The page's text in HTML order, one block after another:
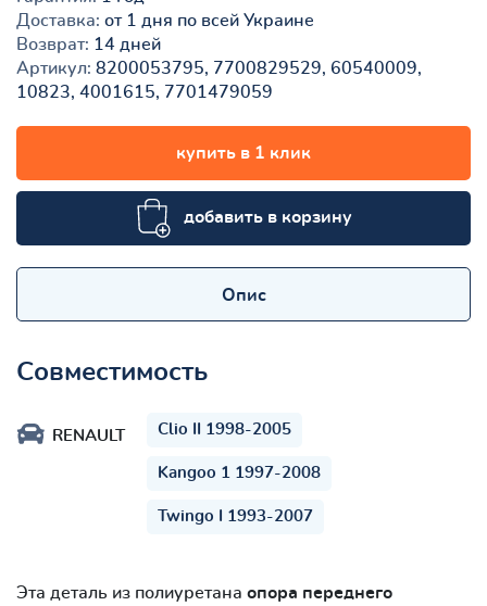
Доставка: от 1 дня по всей Украине
Возврат: 14 дней
Артикул: 8200053795, 7700829529, 60540009,
10823, 4001615, 7701479059
купить в 1 клик
добавить в корзину
Опис
Совместимость
RENAULT Clio II 1998-2005
Kangoo 1 1997-2008
Twingo I 1993-2007
Эта деталь из полиуретана опора переднего